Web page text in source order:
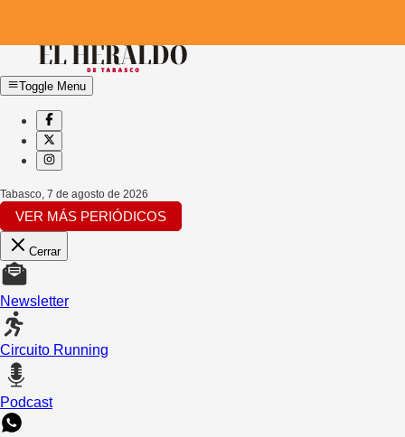
Toggle Menu
Tabasco, 7 de agosto de 2026
VER MÁS PERIÓDICOS
Cerrar
Newsletter
Circuito Running
Podcast